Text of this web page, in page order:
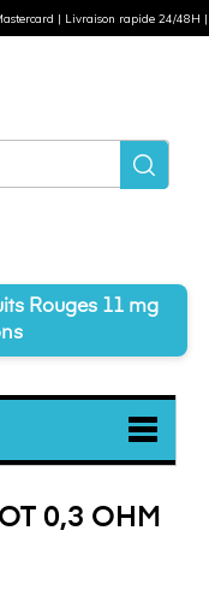
Rouges 11 mg
0,3 OHM
| Livraison rapide 24/48H |